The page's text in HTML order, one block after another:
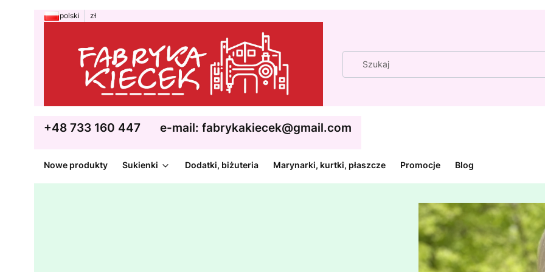
polski zł
+48 733 160 447 e-mail: fabrykakiecek@gmail.com
Nowe produkty Sukienki Dodatki, biżuteria Marynarki, kurtki, płaszcze Promocje Blog